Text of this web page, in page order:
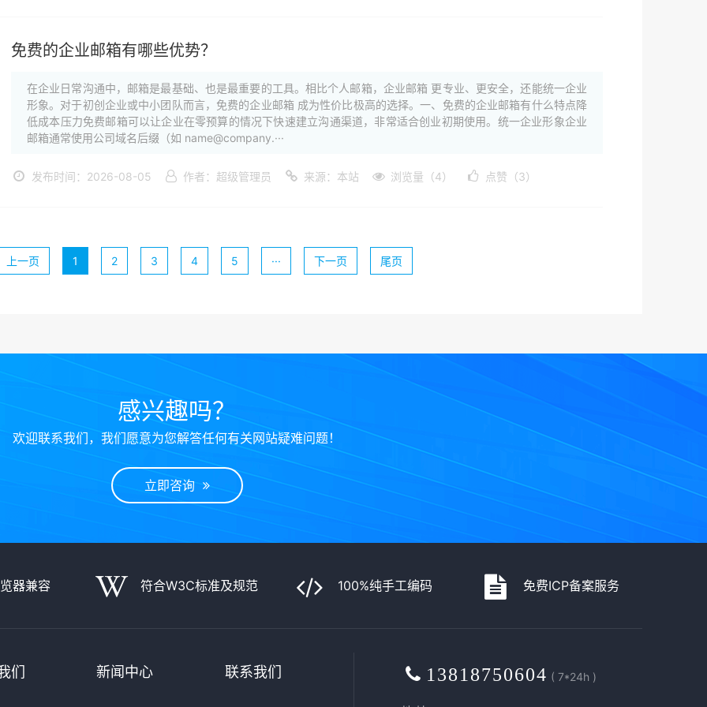
免费的企业邮箱有哪些优势？
在企业日常沟通中，邮箱是最基础、也是最重要的工具。相比个人邮箱，企业邮箱 更专业、更安全，还能统一企业
形象。对于初创企业或中小团队而言，免费的企业邮箱 成为性价比极高的选择。一、免费的企业邮箱有什么特点降
低成本压力免费邮箱可以让企业在零预算的情况下快速建立沟通渠道，非常适合创业初期使用。统一企业形象企业
邮箱通常使用公司域名后缀（如 name@company.···
发布时间：2026-08-05 作者：超级管理员 来源：本站 浏览量（4） 点赞（3）
上一页 1 2 3 4 5 ··· 下一页 尾页
感兴趣吗？
欢迎联系我们，我们愿意为您解答任何有关网站疑难问题！
立即咨询
器兼容 符合W3C标准及规范 100%纯手工编码 免费ICP备案服务
们 新闻中心 联系我们 13818750604 ( 7*24h )